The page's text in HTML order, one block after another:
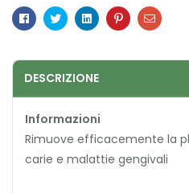
Facebook
TwitterLinkedinPinterestEmail
DESCRIZIONE
Informazioni
Rimuove efficacemente la
carie e malattie gengivali